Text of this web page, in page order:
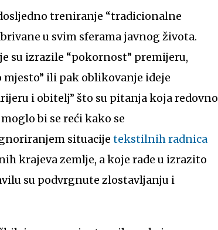
treniranje “tradicionalne
u svim sferama javnog života.
su izrazile “pokornost” premijeru,
ili pak oblikovanje ideje
i obitelj” što su pitanja koja redovno
bi se reći kako se
situacije tekstilnih radnica
krajeva zemlje, a koje rade u izrazito
su podvrgnute zlostavljanju i